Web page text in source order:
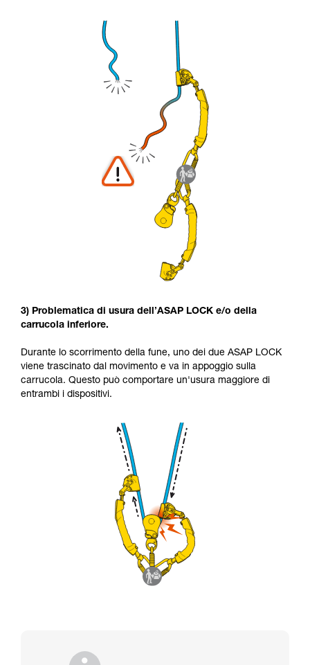
3) Problematica di usura dell’ASAP LOCK e/o della
carrucola inferiore.
Durante lo scorrimento della fune, uno dei due ASAP LOCK
viene trascinato dal movimento e va in appoggio sulla
carrucola. Questo può comportare un'usura maggiore di
entrambi i dispositivi.